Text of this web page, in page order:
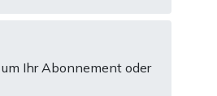
Ihr Abonnement oder